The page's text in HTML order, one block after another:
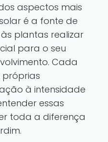
aspectos mais
é a fonte de
plantas realizar
para o seu
Cada
próprias
à intensidade
essas
toda a diferença